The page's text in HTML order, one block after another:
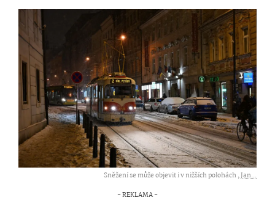
Sněžení se může objevit i v nižších polohách ,Jan...